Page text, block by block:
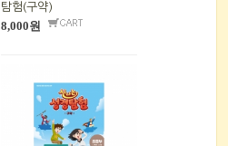
탐험(구약)
8,000원